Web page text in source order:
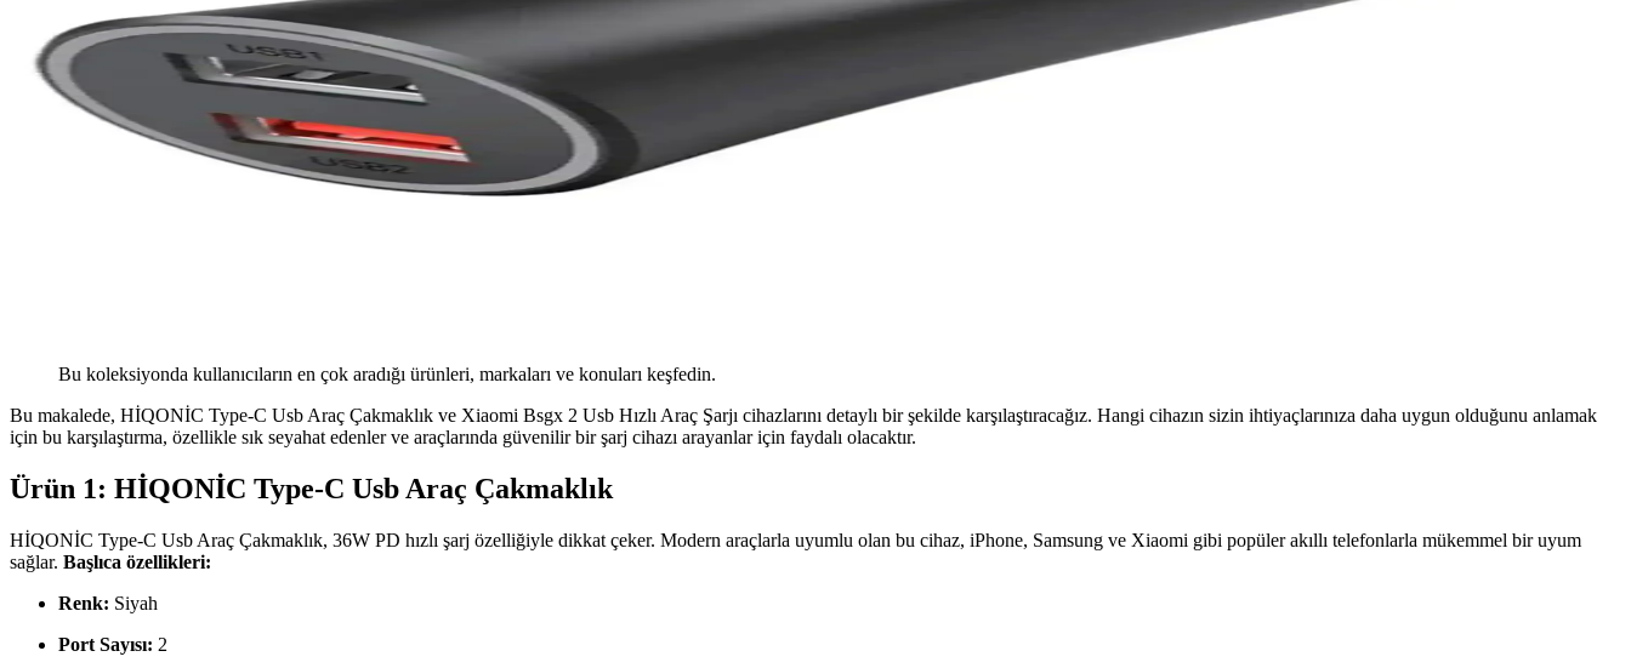
Bu koleksiyonda kullanıcıların en çok aradığı ürünleri, markaları ve konuları keşfedin.
Bu makalede, HİQONİC Type-C Usb Araç Çakmaklık ve Xiaomi Bsgx 2 Usb Hızlı Araç Şarjı cihazlarını detaylı bir şekilde karşılaştıracağız. Hangi cihazın sizin ihtiyaçlarınıza daha uygun olduğunu anlamak
için bu karşılaştırma, özellikle sık seyahat edenler ve araçlarında güvenilir bir şarj cihazı arayanlar için faydalı olacaktır.
Ürün 1: HİQONİC Type-C Usb Araç Çakmaklık
HİQONİC Type-C Usb Araç Çakmaklık, 36W PD hızlı şarj özelliğiyle dikkat çeker. Modern araçlarla uyumlu olan bu cihaz, iPhone, Samsung ve Xiaomi gibi popüler akıllı telefonlarla mükemmel bir uyum
sağlar. Başlıca özellikleri:
Renk: Siyah
Port Sayısı: 2